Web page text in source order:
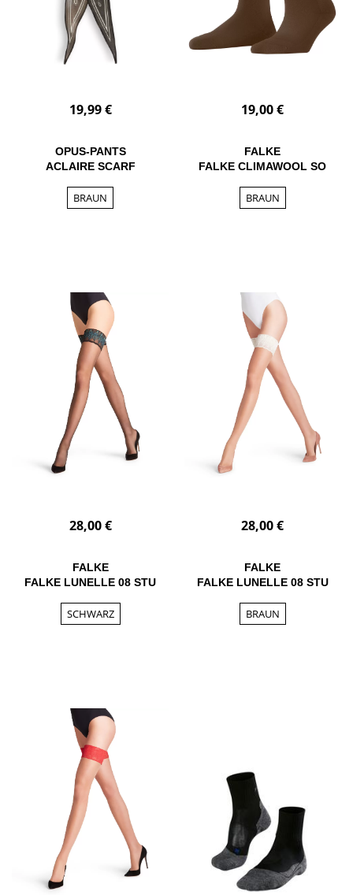
19,99 €
OPUS-PANTS
ACLAIRE SCARF
BRAUN
19,00 €
FALKE
FALKE CLIMAWOOL SO
BRAUN
28,00 €
FALKE
FALKE LUNELLE 08 STU
SCHWARZ
28,00 €
FALKE
FALKE LUNELLE 08 STU
BRAUN